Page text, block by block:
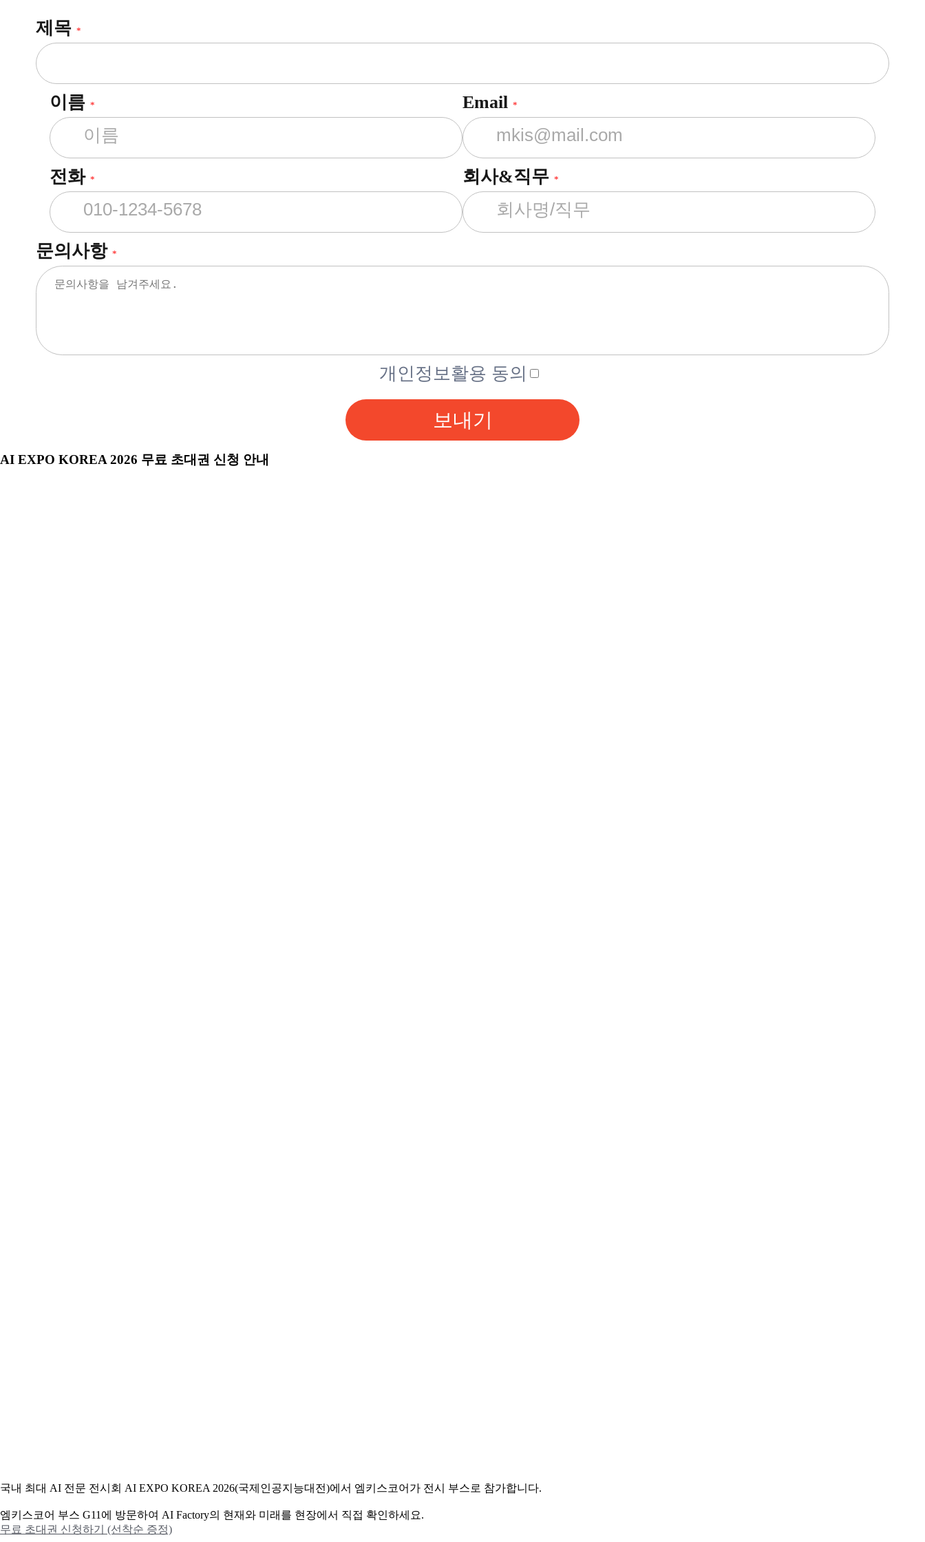
제목 *
이름 * Email *
전화 * 회사&직무 *
문의사항 *
개인정보활용 동의
보내기
AI EXPO KOREA 2026 무료 초대권 신청 안내
국내 최대 AI 전문 전시회 AI EXPO KOREA 2026(국제인공지능대전)에서 엠키스코어가 전시 부스로 참가합니다.
엠키스코어 부스 G11에 방문하여 AI Factory의 현재와 미래를 현장에서 직접 확인하세요.
무료 초대권 신청하기 (선착순 증정)